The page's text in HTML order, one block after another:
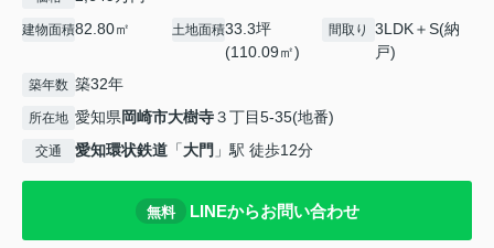
建物面積82.80㎡ 土地面積33.3坪
(110.09㎡)
間取り
3LDK＋S(納
戸)
築年数 築32年
所在地 愛知県岡崎市大樹寺３丁目5-35(地番)
交通 愛知環状鉄道 「大門 」駅 徒歩12分
無料 LINEからお問い合わせ